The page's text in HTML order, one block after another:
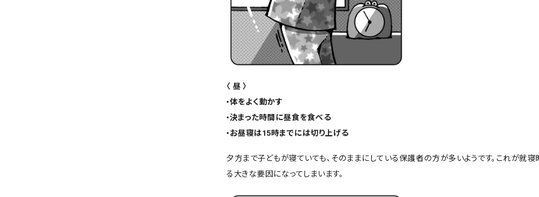
〈 昼 〉
•体をよく動かす
•決まった時間に昼食を食べる
•お昼寝は15時までには切り上げる
夕方まで子どもが寝ていても、そのままにしている保護者の方が多いようです。これが就寝
る大きな要因になってしまいます。